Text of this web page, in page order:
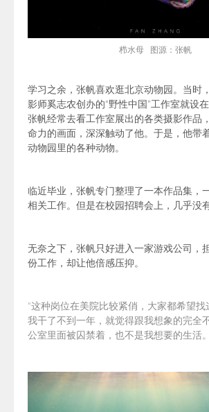
栉水母 图源：张帆
学习之余，张帆喜欢逛北京动物园。当时
影师奚志农创办的“野性中国”工作室就设
张帆经常去看工作室展出的各类摄影作品
命力的画面，深深触动了他。于是，他带
动物园里的各种动物。
临近毕业，张帆专门整理了一本作品集，
相关工作。但是在校园招聘会上，几乎没
无奈之下，张帆只好进入一家游戏公司，
份工作，却让他倍感压抑。
“这种岗位在美院比较紧俏，大家都希望找
我干了不到一年，就觉得跟我想象的完全
公室里面被囚禁着，也不是我想要的生活